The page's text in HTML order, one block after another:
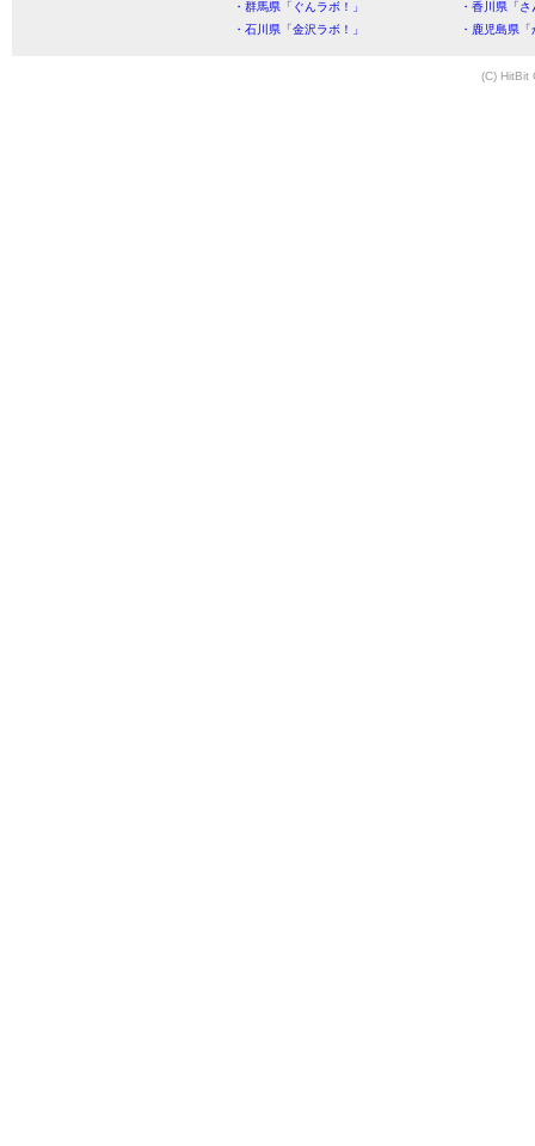
・群馬県「ぐんラボ！」
・香川県「
・石川県「金沢ラボ！」
・鹿児島県
(C) HitBit